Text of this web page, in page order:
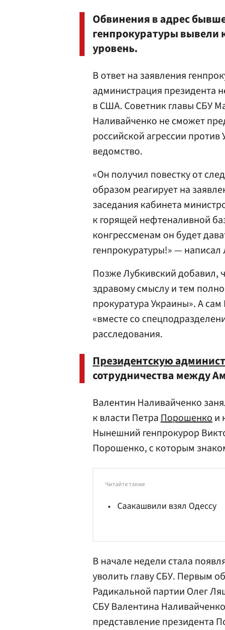
Обвинения в адрес
генпрокуратуры вывели
уровень.
В ответ на заявления
администрация президента
в США. Советник главы СБУ
Наливайченко не сможет
российской агрессии
ведомство.
«Он получил повестку от
образом реагирует на
заседания кабинета
к горящей нефтеналивной
конгрессменам он будет
генпрокуратуры!» —
Позже Лубкивский добавил,
здравому смыслу и тем
прокуратура Украины». А
«вместе со
расследования.
Президентскую
сотрудничества между
Валентин Наливайченко
к власти ПетраПорошенкои
Нынешний генпрокурор
Порошенко, с которым
Читайте также
Саакашвили взял Одессу
В начале недели стала
уволить главу СБУ. Первым
Радикальной партии Олег
СБУ Валентина
представление президента